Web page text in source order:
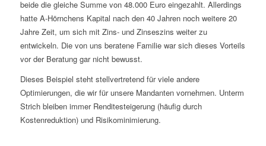
beide die gleiche Summe von 48.000 Euro eingezahlt. Allerdings
hatte A-Hörnchens Kapital nach den 40 Jahren noch weitere 20
Jahre Zeit, um sich mit Zins- und Zinseszins weiter zu
entwickeln. Die von uns beratene Familie war sich dieses Vorteils
vor der Beratung gar nicht bewusst.
Dieses Beispiel steht stellvertretend für viele andere
Optimierungen, die wir für unsere Mandanten vornehmen. Unterm
Strich bleiben immer Renditesteigerung (häufig durch
Kostenreduktion) und Risikominimierung.